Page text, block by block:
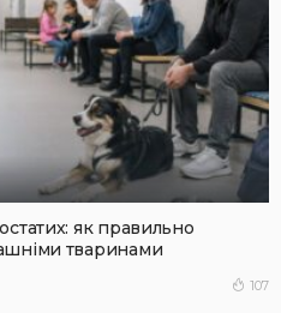
як правильно
тваринами
107